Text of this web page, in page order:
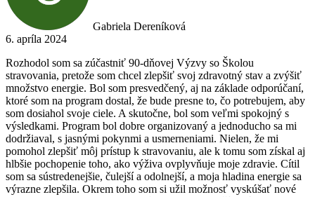
Gabriela Dereníková
6. apríla 2024
Rozhodol som sa zúčastniť 90-dňovej Výzvy so Školou
stravovania, pretože som chcel zlepšiť svoj zdravotný stav a zvýšiť
množstvo energie. Bol som presvedčený, aj na základe odporúčaní,
ktoré som na program dostal, že bude presne to, čo potrebujem, aby
som dosiahol svoje ciele. A skutočne, bol som veľmi spokojný s
výsledkami. Program bol dobre organizovaný a jednoducho sa mi
dodržiaval, s jasnými pokynmi a usmerneniami. Nielen, že mi
pomohol zlepšiť môj prístup k stravovaniu, ale k tomu som získal aj
hlbšie pochopenie toho, ako výživa ovplyvňuje moje zdravie. Cítil
som sa sústredenejšie, čulejší a odolnejší, a moja hladina energie sa
výrazne zlepšila. Okrem toho som si užil možnosť vyskúšať nové